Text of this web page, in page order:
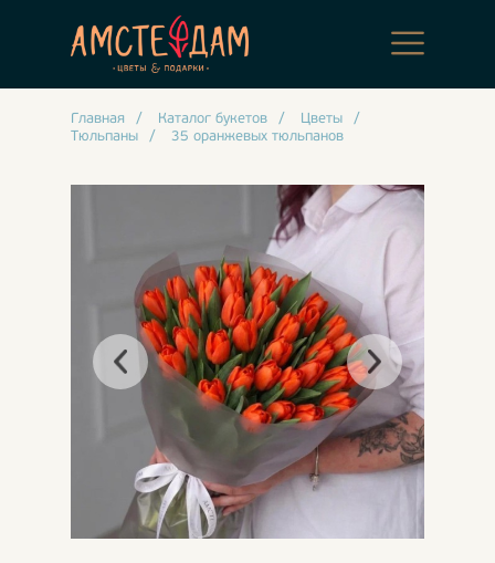
Главная / Каталог букетов / Цветы
/
Тюльпаны
/ 35 оранжевых тюльпанов